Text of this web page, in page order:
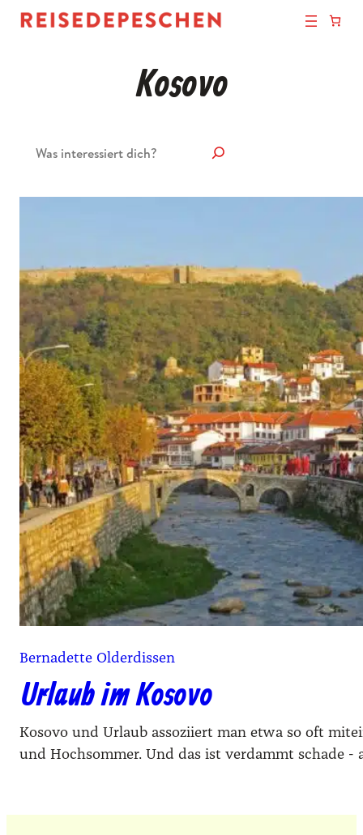
Kosovo
Bernadette Olderdissen
Urlaub im Kosovo
Kosovo und Urlaub assoziiert man etwa so oft
und Hochsommer. Und das ist verdammt schade -